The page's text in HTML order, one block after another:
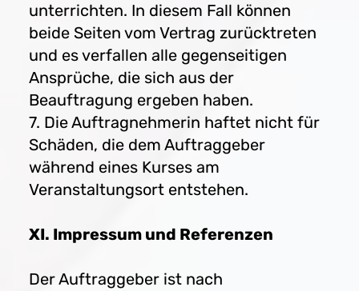
unterrichten. In diesem Fall können
beide Seiten vom Vertrag zurücktreten
und es verfallen alle gegenseitigen
Ansprüche, die sich aus der
Beauftragung ergeben haben.
7. Die Auftragnehmerin haftet nicht für
Schäden, die dem Auftraggeber
während eines Kurses am
Veranstaltungsort entstehen.
XI. Impressum und Referenzen
Der Auftraggeber ist nach